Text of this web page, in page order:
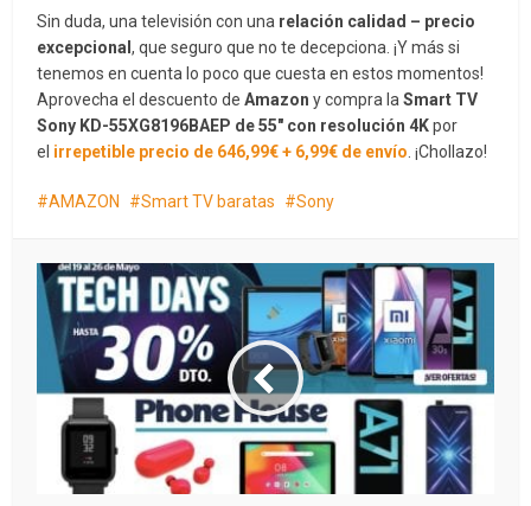
Sin duda, una televisión con una relación calidad – precio
excepcional, que seguro que no te decepciona. ¡Y más si
tenemos en cuenta lo poco que cuesta en estos momentos!
Aprovecha el descuento deAmazon y compra laSmart TV
Sony KD-55XG8196BAEP de 55″ con resolución 4Kpor
el irrepetible precio de 646,99€ + 6,99€ de envío . ¡Chollazo!
AMAZON Smart TV baratas Sony